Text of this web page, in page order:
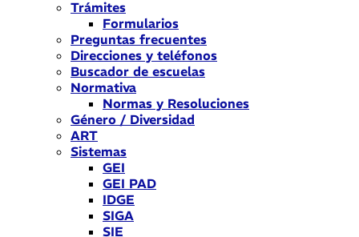
Trámites
Formularios
Preguntas frecuentes
Direcciones y teléfonos
Buscador de escuelas
Normativa
Normas y Resoluciones
Género / Diversidad
ART
Sistemas
GEI
GEI PAD
IDGE
SIGA
SIE